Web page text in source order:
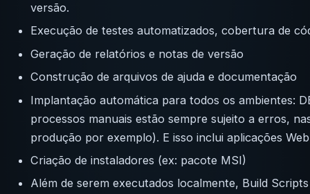
versão.
Execução de testes automatizados, cobertura de
Geração de relatórios e notas de versão
Construção de arquivos de ajuda e documentação
Implantação automática para todos os ambientes:
processos manuais estão sempre sujeito a erros,
produção por exemplo). E isso inclui aplicações
Criação de instaladores (ex: pacote MSI)
Além de serem executados localmente, Build